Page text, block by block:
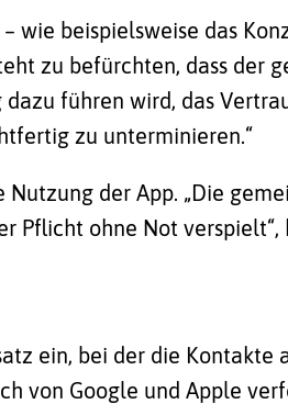
wie beispielsweise das
zu befürchten, dass der
führen wird, das
zu unterminieren.“
der App. „Die
Pflicht ohne Not verspielt“,
ein, bei der die
von Google und Apple